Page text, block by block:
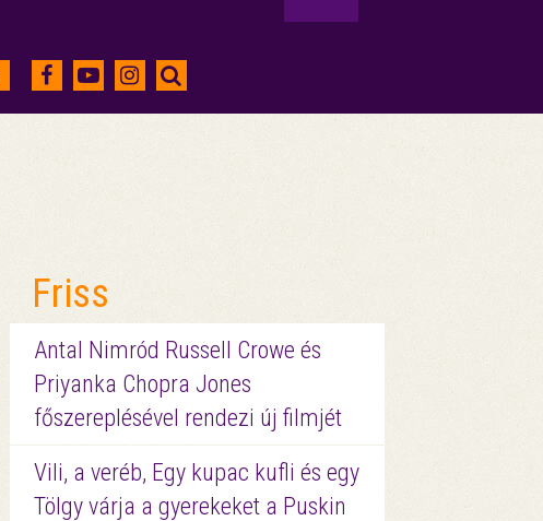
Friss
Antal Nimród Russell Crowe és
Priyanka Chopra Jones
főszereplésével rendezi új filmjét
Vili, a veréb, Egy kupac kufli és egy
Tölgy várja a gyerekeket a Puskin